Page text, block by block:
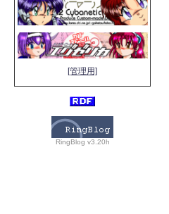
[管理用]
RingBlog v3.20h